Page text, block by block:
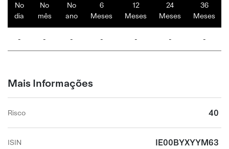
No
dia
No
mês
No
ano
6
Meses
12
Meses
24
Meses
36
Meses
- - - - - - -
Mais Informações
Risco 40
ISIN IE00BYXYYM63